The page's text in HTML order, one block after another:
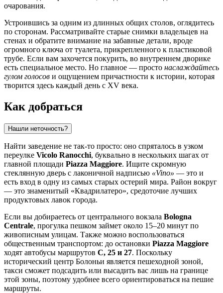
очарования.
Устроившись за одним из длинных общих столов, оглядитесь
по сторонам. Рассматривайте старые снимки владельцев на
стенах и обратите внимание на забавные детали, вроде
огромного ключа от туалета, прикрепленного к пластиковой
трубе. Если вам захочется покурить, во внутреннем дворике
есть специальное место. Но главное — просто наслаждайтесь
гулом голосов и ощущением причастности к истории, которая
творится здесь каждый день с XV века.
Как добраться
Нашли неточность?
Найти заведение не так-то просто: оно спряталось в узком
переулке Vicolo Ranocchi, буквально в нескольких шагах от
главной площади Piazza Maggiore. Ищите скромную
стеклянную дверь с лаконичной надписью «Vino» — это и
есть вход в одну из самых старых остерий мира. Район вокруг
— это знаменитый «Квадрилатеро», средоточие лучших
продуктовых лавок города.
Если вы добираетесь от центрального вокзала Bologna
Centrale, прогулка пешком займет около 15–20 минут по
живописным улицам. Также можно воспользоваться
общественным транспортом: до остановки Piazza Maggiore
ходят автобусы маршрутов C, 25 и 27. Поскольку
исторический центр Болоньи является пешеходной зоной,
такси сможет подсадить или высадить вас лишь на границе
этой зоны, поэтому удобнее всего ориентироваться на пешие
маршруты.